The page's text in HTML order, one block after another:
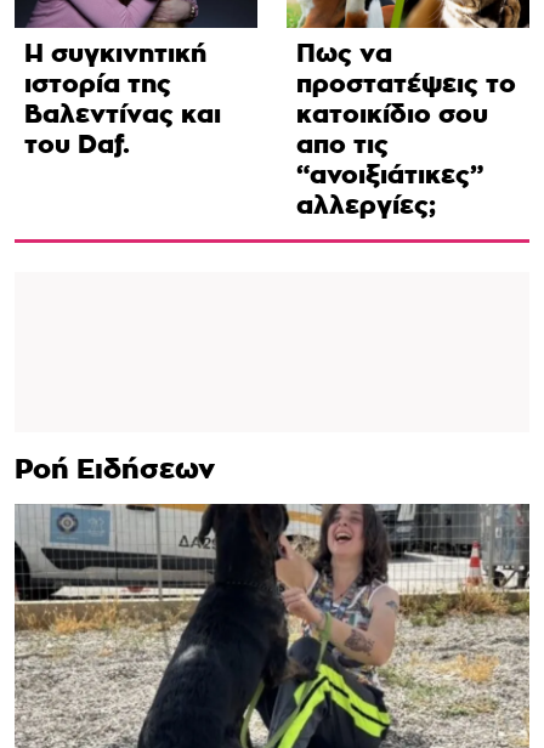
Η συγκινητική
ιστορία της
Βαλεντίνας και
του Daf.
Πως να
προστατέψεις το
κατοικίδιο σου
απο τις
“ανοιξιάτικες”
αλλεργίες;
Ροή Ειδήσεων